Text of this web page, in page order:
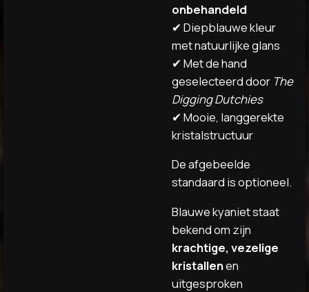
onbehandeld
✔ Diepblauwe kleur
met natuurlijke glans
✔ Met de hand
geselecteerd door The
Digging Dutchies
✔ Mooie, langgerekte
kristalstructuur
De afgebeelde
standaard is optioneel.
Blauwe kyaniet staat
bekend om zijn
krachtige, vezelige
kristallenen
uitgesproken